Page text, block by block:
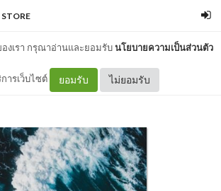
STORE
งเรา กรุณาอ่านและยอมรับนโยบายความเป็นส่วนตัว
ารเว็บไซต์ ยอมรับ ไม่ยอมรับ